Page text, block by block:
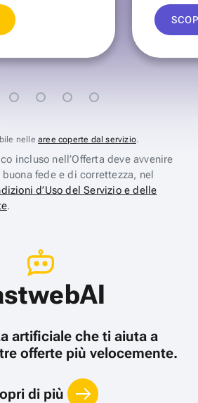
nelle aree coperte dal servizio.
incluso nell’Offerta deve avvenire
fede e di correttezza, nel
d’Uso del Servizio e delle
.
artificiale che ti aiuta a
offerte più velocemente.
di più